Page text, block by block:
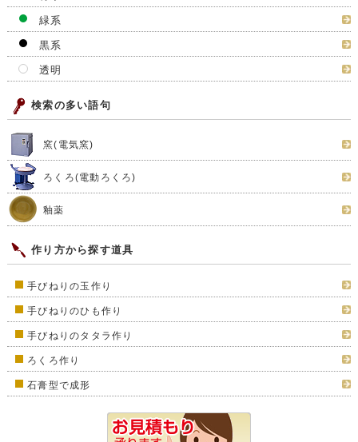
緑系
黒系
透明
検索の多い語句
窯(電気窯)
ろくろ(電動ろくろ)
釉薬
作り方から探す道具
手びねりの玉作り
手びねりのひも作り
手びねりのタタラ作り
ろくろ作り
石膏型で成形